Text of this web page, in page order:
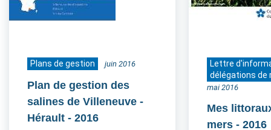
Plans de gestion juin 2016
Plan de gestion des
salines de Villeneuve -
Hérault - 2016
Lettre
délégations de
mai 2016
Mes
mers - 2016